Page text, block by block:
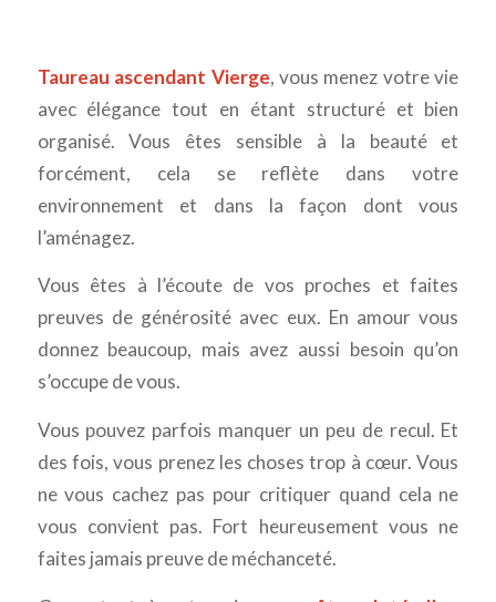
Taureau ascendant Vierge, vous menez votre vie
avec élégance tout en étant structuré et bien
organisé. Vous êtes sensible à la beauté et
forcément, cela se reflète dans votre
environnement et dans la façon dont vous
l’aménagez.
Vous êtes à l’écoute de vos proches et faites
preuves de générosité avec eux. En amour vous
donnez beaucoup, mais avez aussi besoin qu’on
s’occupe de vous.
Vous pouvez parfois manquer un peu de recul. Et
des fois, vous prenez les choses trop à cœur. Vous
ne vous cachez pas pour critiquer quand cela ne
vous convient pas. Fort heureusement vous ne
faites jamais preuve de méchanceté.